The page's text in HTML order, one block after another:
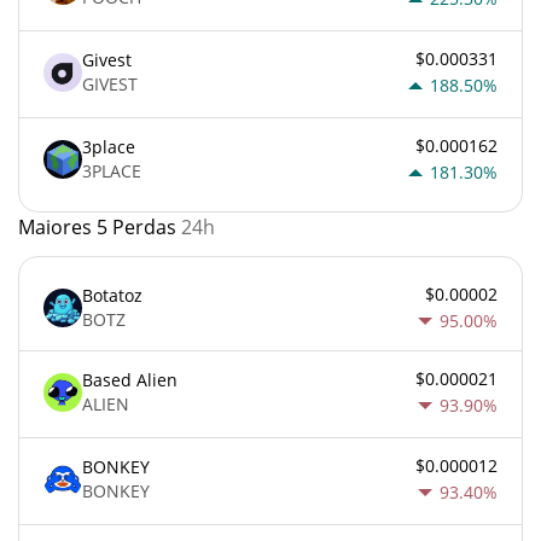
Givest
GIVEST
$0.000331
188.50%
3place
3PLACE
$0.000162
181.30%
Maiores 5 Perdas 24h
Botatoz
BOTZ
$0.00002
95.00%
Based Alien
ALIEN
$0.000021
93.90%
BONKEY
BONKEY
$0.000012
93.40%